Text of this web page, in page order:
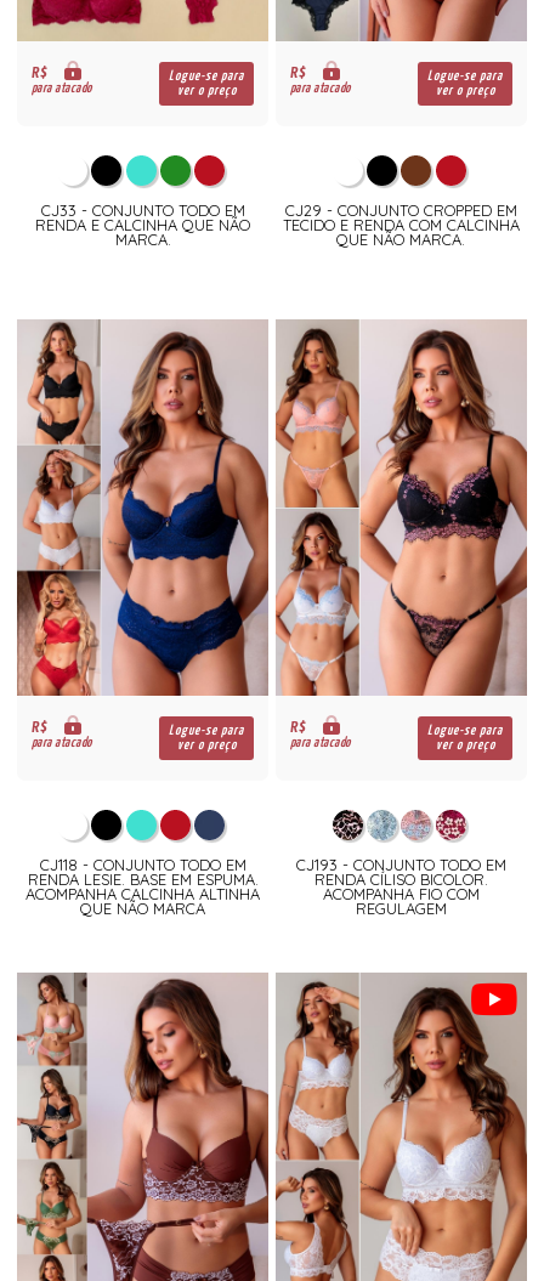
R$
para atacado
Logue-se para
ver o preço
CJ33 - CONJUNTO TODO EM
RENDA E CALCINHA QUE NÃO
MARCA.
R$
para atacado
Logue-se para
ver o preço
CJ29 - CONJUNTO CROPPED EM
TECIDO E RENDA COM CALCINHA
QUE NÃO MARCA.
R$
para atacado
Logue-se para
ver o preço
CJ118 - CONJUNTO TODO EM
RENDA LESIE. BASE EM ESPUMA.
ACOMPANHA CALCINHA ALTINHA
QUE NÃO MARCA
R$
para atacado
Logue-se para
ver o preço
CJ193 - CONJUNTO TODO EM
RENDA CÍLISO BICOLOR.
ACOMPANHA FIO COM
REGULAGEM